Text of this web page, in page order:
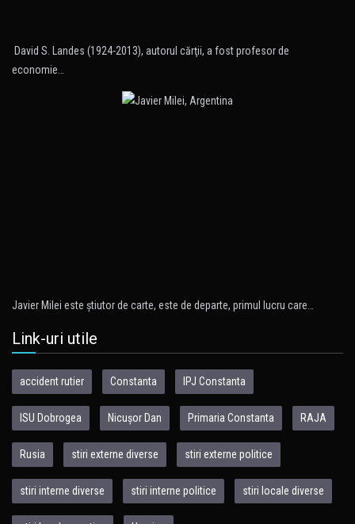
David S. Landes (1924-2013), autorul cărţii, a fost profesor de
economie…
Javier Milei este ştiutor de carte, este de departe, primul lucru care…
Link-uri utile
accident rutier Constanta IPJ Constanta
ISU Dobrogea Nicușor Dan Primaria Constanta RAJA
Rusia stiri externe diverse stiri externe politice
stiri interne diverse stiri interne politice stiri locale diverse